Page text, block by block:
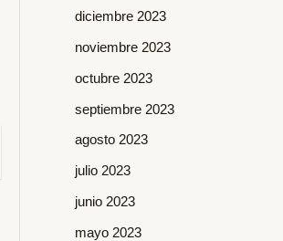
diciembre 2023
noviembre 2023
octubre 2023
septiembre 2023
agosto 2023
julio 2023
junio 2023
mayo 2023